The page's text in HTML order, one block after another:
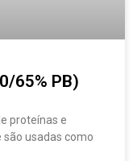
65% PB)
proteínas e
usadas como